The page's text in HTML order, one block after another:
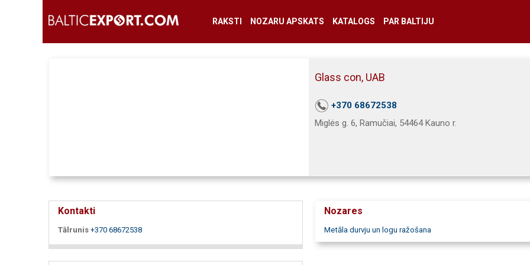
RAKSTI NOZARU APSKATS KATALOGS PAR BALTIJU
Glass con, UAB
+370 68672538
Miglės g. 6, Ramučiai, 54464 Kauno r.
Kontakti
Tālrunis +370 68672538
Nozares
Metāla durvju un logu ražošana